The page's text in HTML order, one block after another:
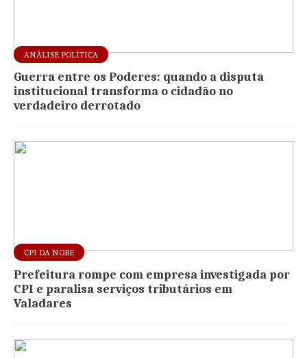
ANÁLISE POLÍTICA
Guerra entre os Poderes: quando a disputa
institucional transforma o cidadão no
verdadeiro derrotado
CPI DA NOBE
Prefeitura rompe com empresa investigada por
CPI e paralisa serviços tributários em
Valadares